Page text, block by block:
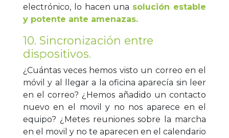
electrónico, lo hacen una solución estable
y potente ante amenazas.
10. Sincronización entre
dispositivos.
¿Cuántas veces hemos visto un correo en el
móvil y al llegar a la oficina aparecía sin leer
en el correo? ¿Hemos añadido un contacto
nuevo en el movil y no nos aparece en el
equipo? ¿Metes reuniones sobre la marcha
en el movil y no te aparecen en el calendario